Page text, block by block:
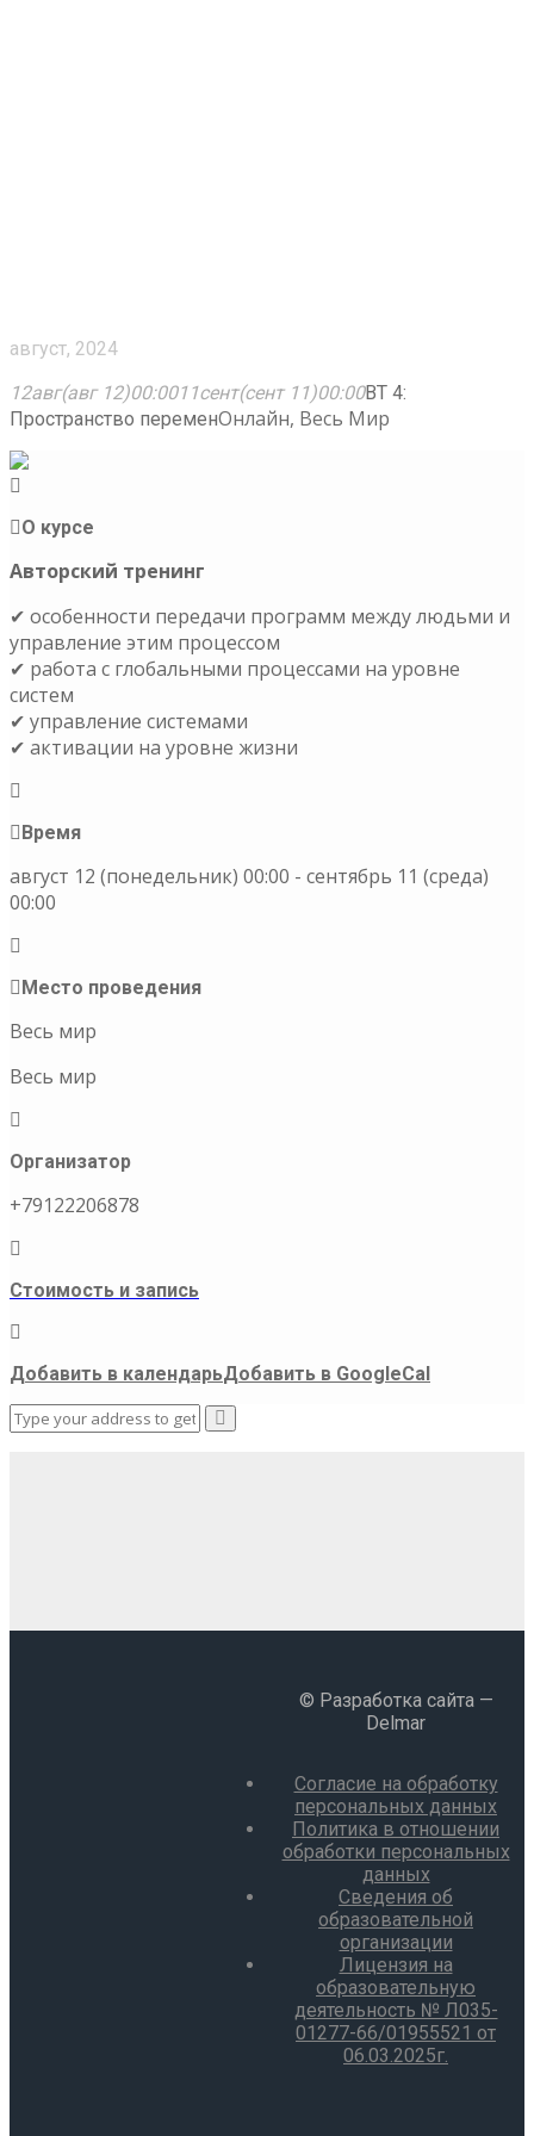
август, 2024
12авг(авг 12)00:0011сент(сент 11)00:00ВТ 4:
Пространство переменОнлайн, Весь Мир
О курсе
Авторский тренинг
✔ особенности передачи программ между людьми и
управление этим процессом
✔ работа с глобальными процессами на уровне
систем
✔ управление системами
✔ активации на уровне жизни
Время
август 12 (понедельник) 00:00 - сентябрь 11 (среда)
00:00
Место проведения
Весь мир
Весь мир
Организатор
+79122206878
Стоимость и запись
Добавить в календарьДобавить в GoogleCal
© Разработка сайта —
Delmar
Согласие на обработку
персональных данных
Политика в отношении
обработки персональных
данных
Сведения об
образовательной
организации
Лицензия на
образовательную
деятельность № Л035-
01277-66/01955521 от
06.03.2025г.